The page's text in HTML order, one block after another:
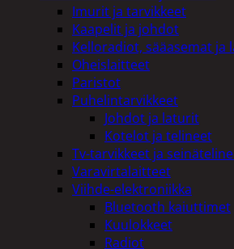
Imurit ja tarvikkeet
Kaapelit ja johdot
Kelloradiot, sääasemat
Oheislaitteet
Paristot
Puhelintarvikkeet
Johdot ja laturit
Kotelot ja telineet
Tv-tarvikkeet ja
Varavirtalaitteet
Viihde-elektroniikka
Bluetooth kaiuttimet
Kuulokkeet
Radiot